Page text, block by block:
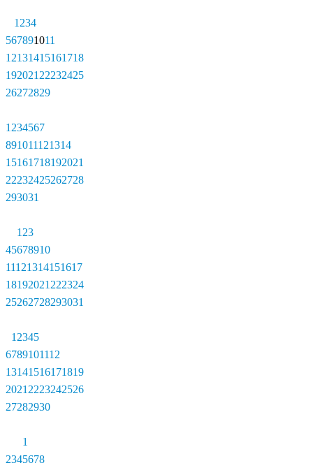
1 234
567891011
12131415161718
192021 22232425
26272829
1 234567
891011121314
15161718192021
22232425262728
293031
1 23
45678910
11121314151617
18192021 222324
25262728293031
1 2345
6789101112
13141516171819
2021 2223242526
27282930
1
2345678